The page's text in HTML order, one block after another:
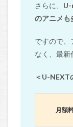
さらに、 U-
のアニメも
ですので、
なく、最新
＜U-NEXT
月額